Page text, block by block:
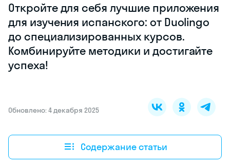
Откройте для себя лучшие приложения
для изучения испанского: от Duolingo
до специализированных курсов.
Комбинируйте методики и достигайте
успеха!
Обновлено: 4 декабря 2025
Содержание статьи